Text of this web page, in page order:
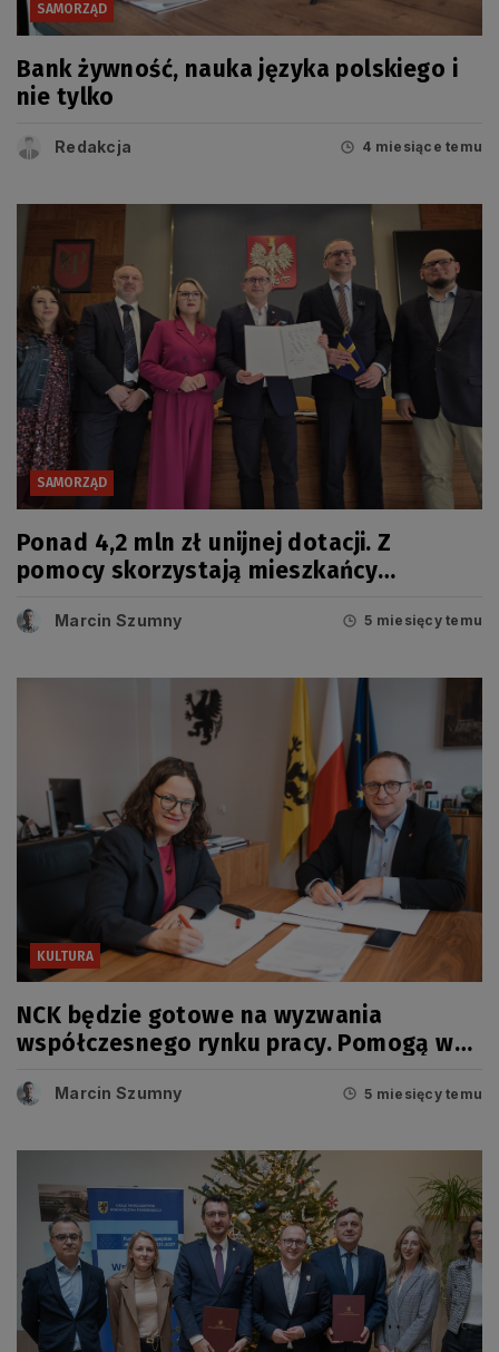
SAMORZĄD
Bank żywność, nauka języka polskiego i
nie tylko
Redakcja 4 miesiące temu
SAMORZĄD
Ponad 4,2 mln zł unijnej dotacji. Z
pomocy skorzystają mieszkańcy
Marcin Szumny 5 miesięcy temu
KULTURA
NCK będzie gotowe na wyzwania
współczesnego rynku pracy. Pomogą w
Marcin Szumny 5 miesięcy temu